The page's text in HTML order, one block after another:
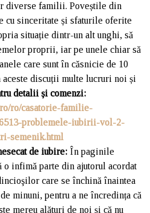
diverse familii. Poveștile din
cu sinceritate și sfaturile oferite
situație dintr-un alt unghi, să
proprii, iar pe unele chiar să
care sunt în căsnicie de 10
aceste discuții multe lucruri noi și
detalii și comenzi:
ro/casatorie-familie-
problemele-iubirii-vol-2-
semenik.html
de iubire: În paginile
o infimă parte din ajutorul acordat
care se închină înaintea
minuni, pentru a ne încredința că
mereu alături de noi şi că nu